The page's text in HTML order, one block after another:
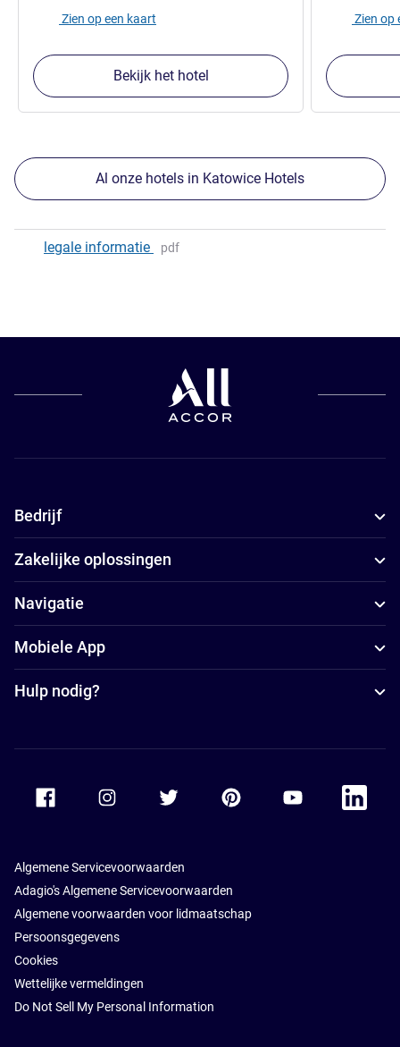
Zien op een kaart
Bekijk het hotel
Zien op
Al onze hotels in Katowice Hotels
legale informatie pdf
Bedrijf
Zakelijke oplossingen
Navigatie
Mobiele App
Hulp nodig?
Accor Youtube
Accor
Algemene Servicevoorwaarden
Adagio's Algemene Servicevoorwaarden
Algemene voorwaarden voor lidmaatschap
Persoonsgegevens
Cookies
Wettelijke vermeldingen
Do Not Sell My Personal Information